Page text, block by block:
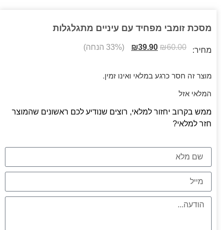
מסכת זומבי מפחיד עם עיניים מתגלגלות
מחיר: ₪60.00
₪39.90 (33% הנחה)
מוצר זה חסר כרגע במלאי ואינו זמין.
המלאי אזל
ממש בקרוב יחזור למלאי, רוצים שנודיע לכם ראשונים שהמוצר
חזר למלאי?